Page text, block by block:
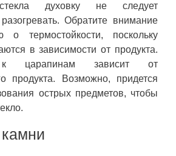
стекла духовку не следует
Обратите внимание
термостойкости, поскольку
в зависимости от продукта.
к царапинам зависит от
продукта. Возможно, придется
острых предметов, чтобы